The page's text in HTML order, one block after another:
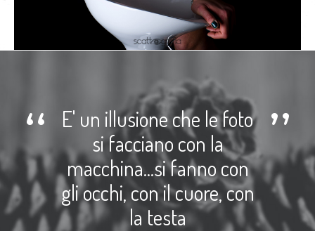
E' un illusione che le foto
si facciano con la
macchina...si fanno con
gli occhi, con il cuore, con
la testa